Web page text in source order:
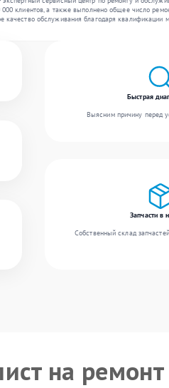
клиентов, а также выполнено общее число
качество обслуживания благодаря квалификации
Быстрая
Выясним причину перед
Запчасти в
Собственный склад
на